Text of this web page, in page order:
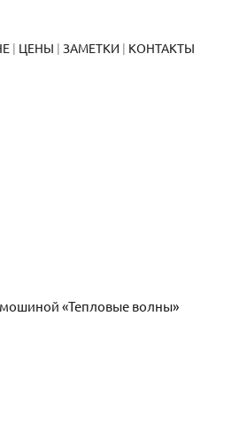
ЦЕНЫ ЗАМЕТКИ КОНТАКТЫ
«Тепловые волны»